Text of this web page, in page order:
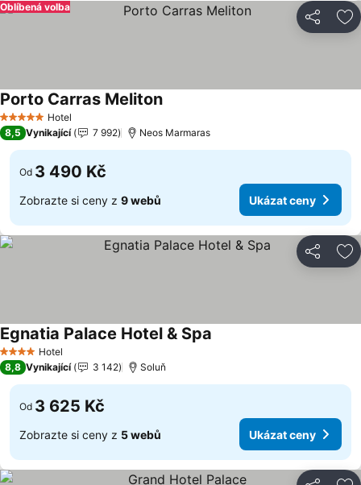
Sdílet
Oblíbená volba
5 Počet hvězdiček
Hotel
Porto Carras MelitonUkázat ceny
8,5 Vynikající 7 992 Neos Marmaras
Od 3 490 Kč
Zobrazte si ceny z 9 webů Ukázat ceny
Sdílet
4 Počet hvězdiček
Hotel
Egnatia Palace Hotel & Spa
8,8 Vynikající 3 142 Soluň
Od 3 625 Kč
Zobrazte si ceny z 5 webů Ukázat ceny